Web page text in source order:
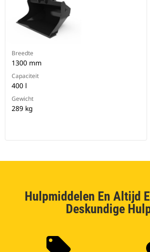
Breedte
1300 mm
Capaciteit
400 l
Gewicht
289 kg
Hulpmiddelen En Altijd
Deskundige